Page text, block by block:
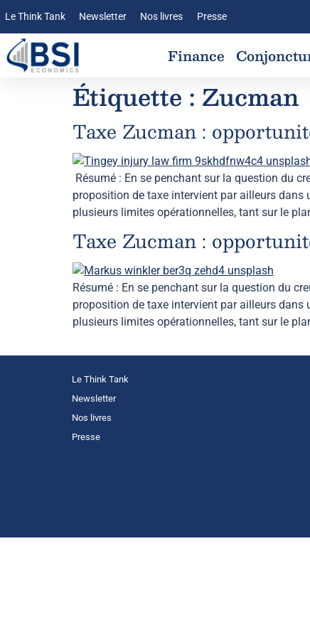
Le Think Tank Newsletter Nos livres Presse
Finance
Étiquette : Zucman
Taxe Zucman :
Résumé : En se penchant sur la question du
proposition de taxe intervient par ailleurs
plusieurs limites opérationnelles, tant sur le
Taxe Zucman :
Résumé : En se penchant sur la question du
proposition de taxe intervient par ailleurs
plusieurs limites opérationnelles, tant sur le
Le Think Tank
Newsletter
Nos livres
Presse